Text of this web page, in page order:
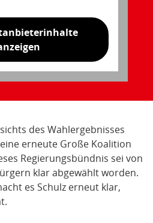
des Wahlergebnisses
erneute Große Koalition
Regierungsbündnis sei von
klar abgewählt worden.
es Schulz erneut klar,